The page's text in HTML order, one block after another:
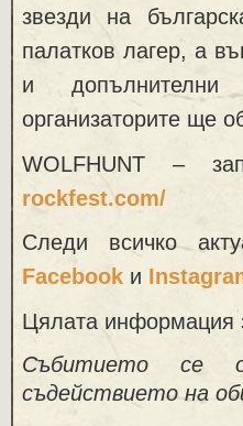
звезди на
палатков лагер, а
и допълнителни
организаторите ще
WOLFHUNT –
rockfest.com/
Следи всичко
Facebook и
Цялата информация
Събитието се
съдействието на